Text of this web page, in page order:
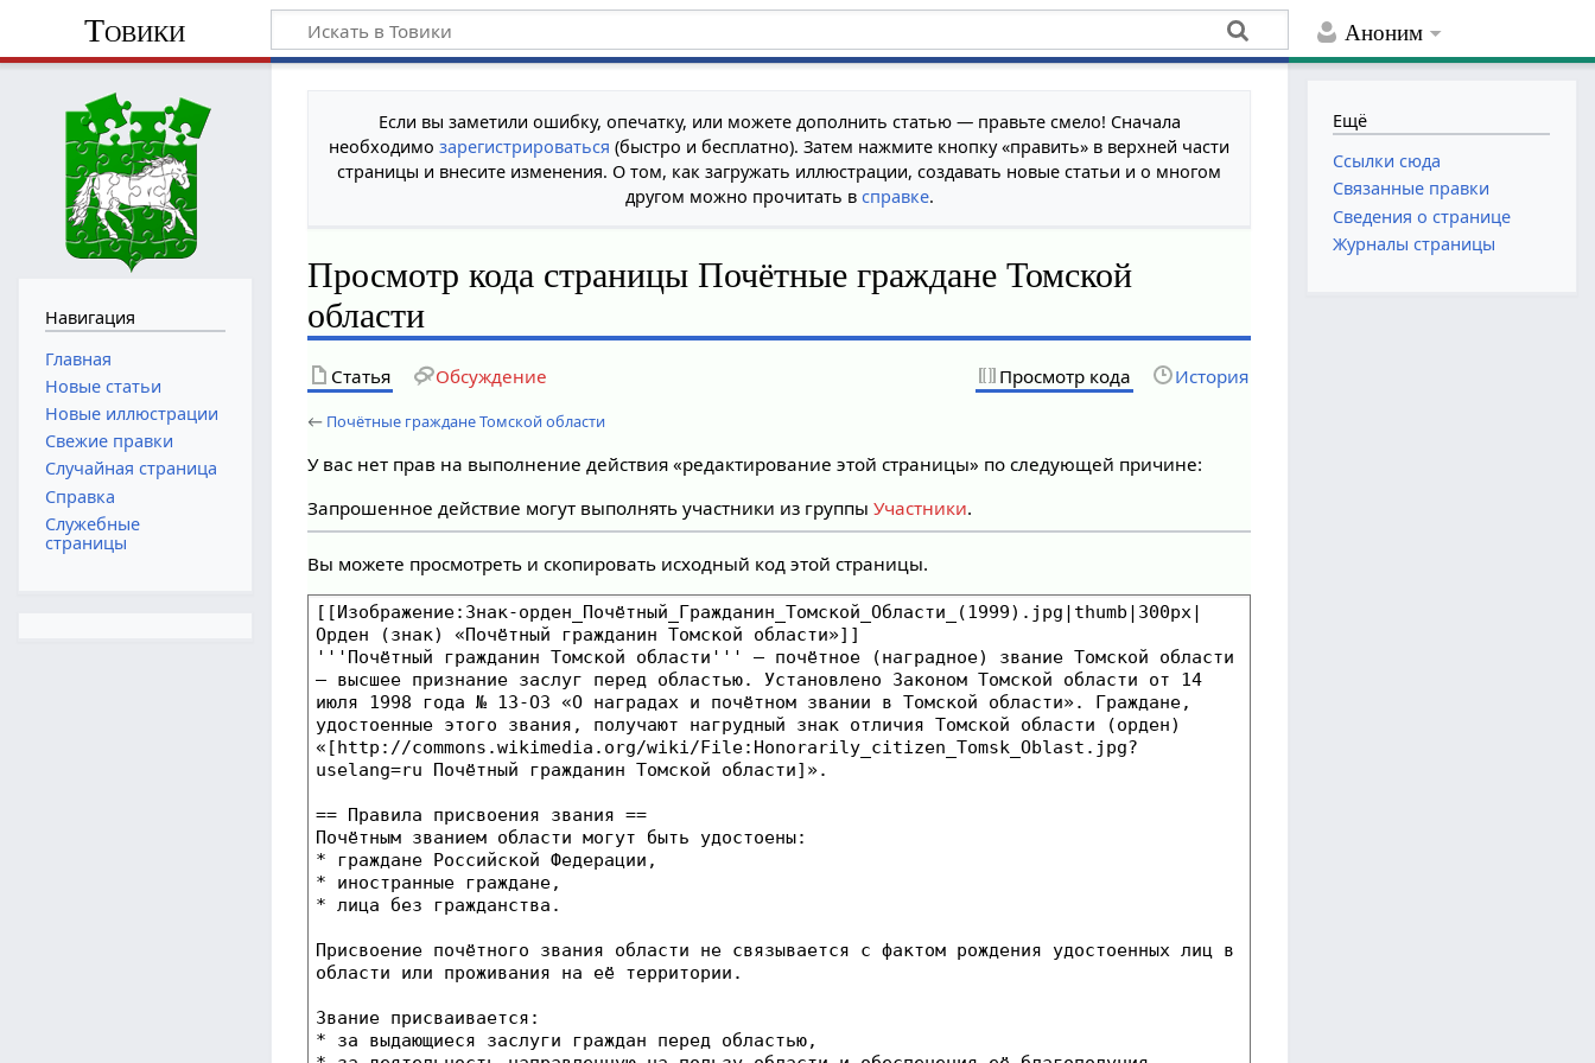
Аноним
Товики
Если вы заметили ошибку, опечатку, или можете дополнить статью — правьте смело! Сначала
необходимозарегистрироваться (быстро и бесплатно). Затем нажмите кнопку «править» в верхней части
страницы и внесите изменения. О том, как загружать иллюстрации, создавать новые статьи и о многом
другом можно прочитать в справке.
Просмотр кода страницы Почётные граждане Томской
области
Статья Обсуждение Просмотр кода История
← Почётные граждане Томской области
У вас нет прав на выполнение действия «редактирование этой страницы» по следующей причине:
Запрошенное действие могут выполнять участники из группыУчастники.
Вы можете просмотреть и скопировать исходный код этой страницы.
Навигация
Главная
Новые статьи
Новые иллюстрации
Свежие правки
Случайная страница
Справка
Служебные
страницы
Ещё
Ссылки сюда
Связанные правки
Сведения о странице
Журналы страницы